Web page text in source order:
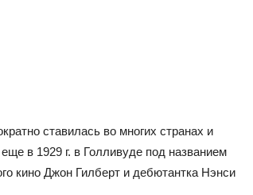
ставилась во многих странах и
в 1929 г. в Голливуде под названием
кино Джон Гилберт и дебютантка Нэнси